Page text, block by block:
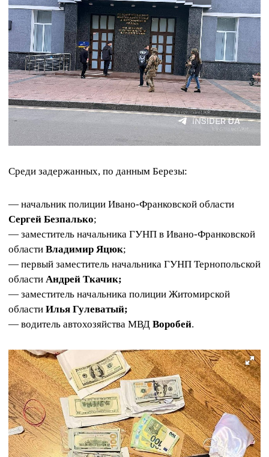
Среди задержанных, по данным Березы:
— начальник полиции Ивано-Франковской области
Сергей Безпалько;
— заместитель начальника ГУНП в Ивано-Франковской
области Владимир Яцюк;
— первый заместитель начальника ГУНП Тернопольской
области Андрей Ткачик;
— заместитель начальника полиции Житомирской
области Илья Гулеватый;
— водитель автохозяйства МВД Воробей.